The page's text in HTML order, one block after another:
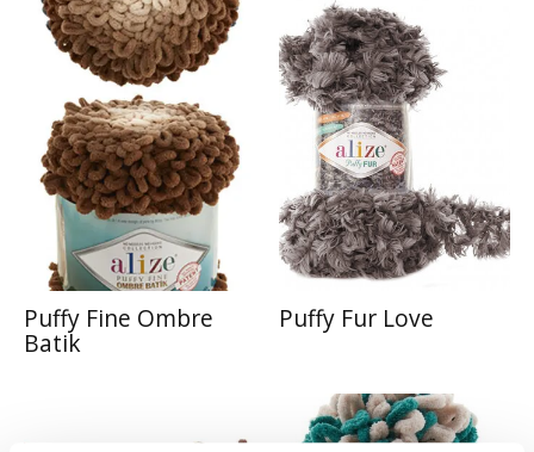
Puffy Fine Ombre
Batik
Puffy Fur Love